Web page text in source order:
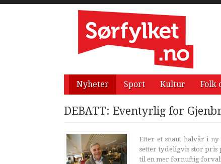
Nyheter Sport Kultur Folk
DEBATT: Eventyrlig for
Etter et snaut halvår i
setter tydeligvis stor pris
til en mer fornuftig